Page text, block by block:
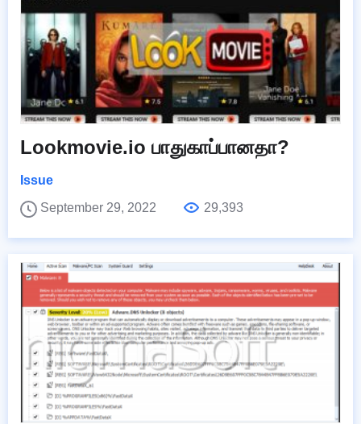
Lookmovie.io பாதுகாப்பானதா?
Issue
September 29, 2022
29,393